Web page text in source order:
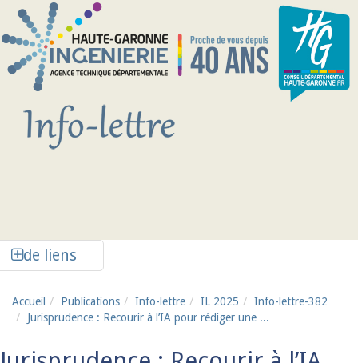
Aller au contenu principal
de liens
Accueil Publications Info-lettre IL 2025
Info-lettre-382
Jurisprudence : Recourir à l’IA pour rédiger une ...